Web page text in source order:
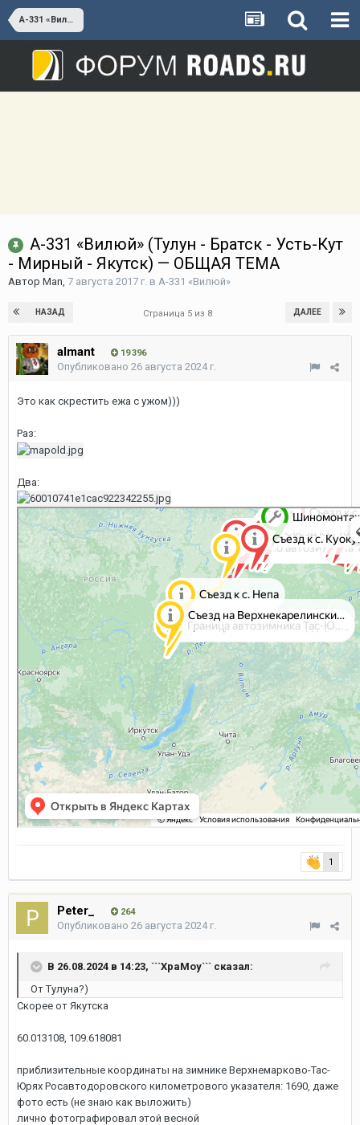
А-331 «Вилюй»
А-331 «Вилюй» (Тулун - Братск - Усть-Кут
- Мирный - Якутск) — ОБЩАЯ ТЕМА
Автор Man, 7 августа 2017 г. в А-331 «Вилюй»
НАЗАД ДАЛЕЕ
Страница 5 из 8
almant 19 396
Опубликовано 26 августа 2024 г.
Это как скрестить ежа с ужом)))
Раз:
Два:
1
Peter_ 264
Опубликовано 26 августа 2024 г.
В 26.08.2024 в 14:23, ```XpaMoy``` сказал:
От Тулуна?)
Скорее от Якутска
60.013108, 109.618081
приблизительные координаты на зимнике Верхнемарково-Тас-
Юрях Росавтодоровского километрового указателя: 1690, даже
фото есть (не знаю как выложить)
лично фотографировал этой весной